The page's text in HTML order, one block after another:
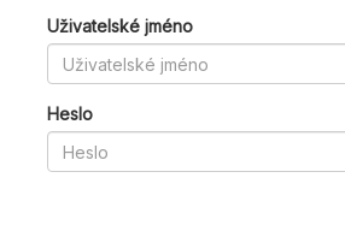
Uživatelské jméno
Heslo